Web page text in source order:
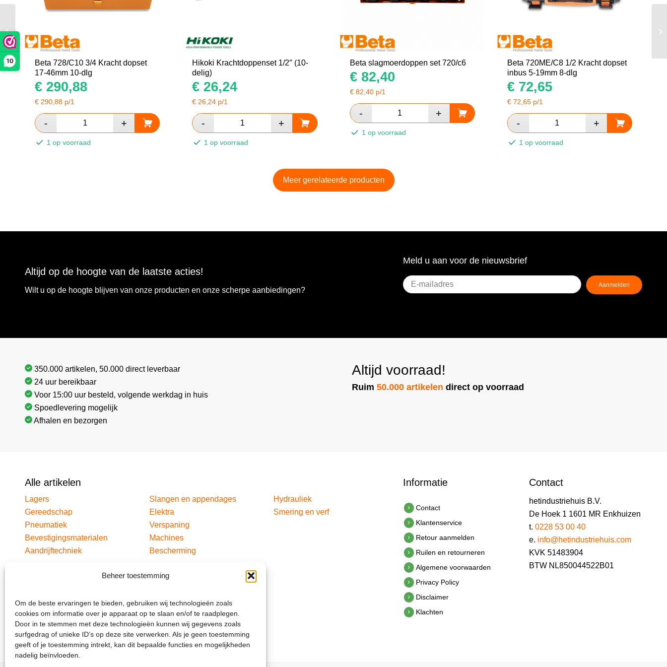
10
Beheer toestemming
Om de beste ervaringen te bieden, gebruiken wij technologieën zoals
cookies om informatie over je apparaat op te slaan en/of te raadplegen.
Door in te stemmen met deze technologieën kunnen wij gegevens zoals
surfgedrag of unieke ID’s op deze site verwerken. Als je geen toestemming
geeft of je toestemming intrekt, kan dit bepaalde functies en mogelijkheden
nadelig beïnvloeden.
Beta 728/C10 3/4 Kracht dopset
17-46mm 10-dlg
€ 290,88
€ 290,88 p/1
1 op voorraad
Hikoki Krachtdoppenset 1/2″ (10-
delig)
€ 26,24
€26,24 p/1
1 op voorraad
Beta slagmoerdoppen set 720/c6
€82,40
€ 82,40p/1
1 op voorraad
Beta 720ME/C8 1/2 Kracht dopset
inbus 5-19mm 8-dlg
€72,65
€ 72,65p/1
1 op voorraad
Meer gerelateerde producten
Altijd op de hoogte van de laatste acties!
Wilt u op de hoogte blijven van onze producten en onze scherpe aanbiedingen?
Meld u aan voor de nieuwsbrief
E-
mailadres(Vereist)
Aanmelden
350.000 artikelen, 50.000 direct leverbaar
24 uur bereikbaar
Voor 15:00 uur besteld, volgende werkdag in huis
Spoedlevering mogelijk
Afhalen en bezorgen
Altijd voorraad!
Ruim50.000 artikelen direct op voorraad
Alle artikelen
Lagers
Gereedschap
Pneumatiek
Bevestigingsmaterialen
Aandrijftechniek
Slangen en appendages
Elektra
Verspaning
Machines
Bescherming
Hydrauliek
Smering en verf
Informatie
Contact
Klantenservice
Retour aanmelden
Ruilen en retourneren
Algemene voorwaarden
Privacy Policy
Disclaimer
Klachten
Contact
hetindustriehuis B.V.
De Hoek 1 1601 MR Enkhuizen
t. 0228 53 00 40
e. info@hetindustriehuis.com
KVK 51483904
BTW NL850044522B01
slagmoerdop lang 6k
36mm